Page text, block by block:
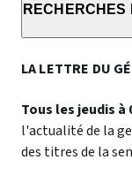
RECHERCHES
LA LETTRE DU
Tous les jeudis à
l'actualité de la
des titres de la